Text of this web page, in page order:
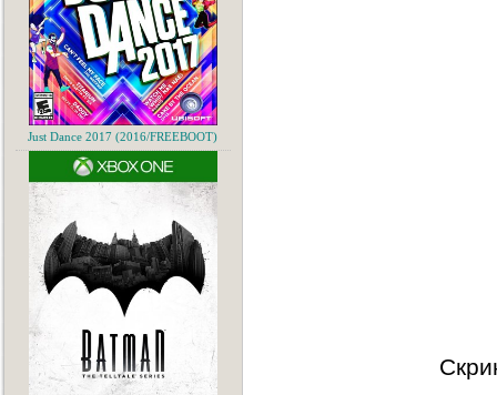
Just Dance 2017 (2016/FREEBOOT)